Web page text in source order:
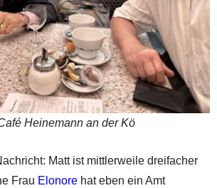
Heinemann an der Kö
Matt ist mittlerweile dreifacher
Frau Elonore hat eben ein Amt